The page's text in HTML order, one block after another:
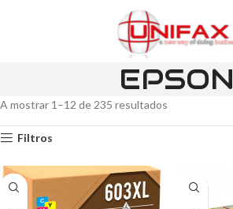
EPSON
A mostrar 1–12 de 235 resultados
Filtros